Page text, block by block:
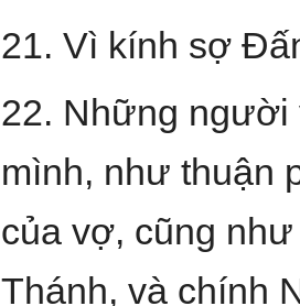
21. Vì kính sợ
22. Những người
mình, như thuận
của vợ, cũng
Thánh, và chính